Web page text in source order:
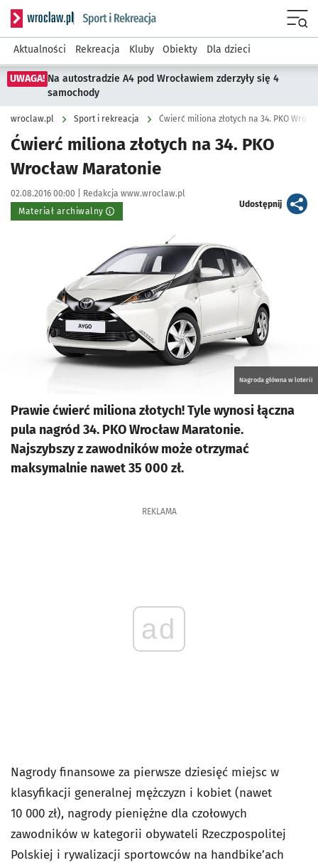
Serwis informacyjny wroclaw.pl podserwis: Sport i rekreacja
Aktualności Rekreacja Kluby Obiekty Dla dzieci
UWAGA! Na autostradzie A4 pod Wrocławiem zderzyły się 4
samochody
wroclaw.pl Sport i rekreacja Ćwierć miliona złotych na 34. PKO
Ćwierć miliona złotych na 34. PKO
Wrocław Maratonie
Data publikacji:
02.08.2016 00:00 | Autor:
Redakcja www.wroclaw.pl
Materiał archiwalny
Udostępnijartykuł
Nagroda główna w loterii
Prawie ćwierć miliona złotych! Tyle wynosi łączna
pula nagród 34. PKO Wrocław Maratonie.
Najszybszy z zawodników może otrzymać
maksymalnie nawet 35 000 zł.
REKLAMA
ad
Nagrody finansowe za pierwsze dziesięć miejsc w
klasyfikacji generalnej mężczyzn i kobiet (nawet
10 000 zł), nagrody pieniężne dla czołowych
zawodników w kategorii obywateli Rzeczpospolitej
Polskiej i rywalizacji sportowców na handbike’ach